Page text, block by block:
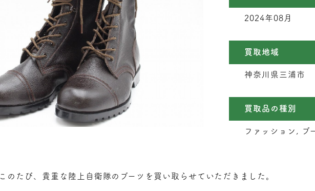
2024年08月
買取地域
神奈川県三浦市
買取品の種別
ファッション, ブ
このたび、貴重な陸上自衛隊のブーツを買い取らせていただきました。